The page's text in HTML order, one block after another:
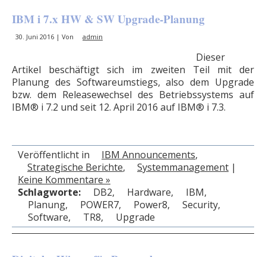
IBM i 7.x HW & SW Upgrade-Planung
30. Juni 2016 | Von admin
Dieser
Artikel beschäftigt sich im zweiten Teil mit der
Planung des Softwareumstiegs, also dem Upgrade
bzw. dem Releasewechsel des Betriebssystems auf
IBM® i 7.2 und seit 12. April 2016 auf IBM® i 7.3.
Veröffentlicht in IBM Announcements,
Strategische Berichte, Systemmanagement |
Keine Kommentare »
Schlagworte:
DB2, Hardware, IBM,
Planung, POWER7, Power8, Security,
Software, TR8, Upgrade